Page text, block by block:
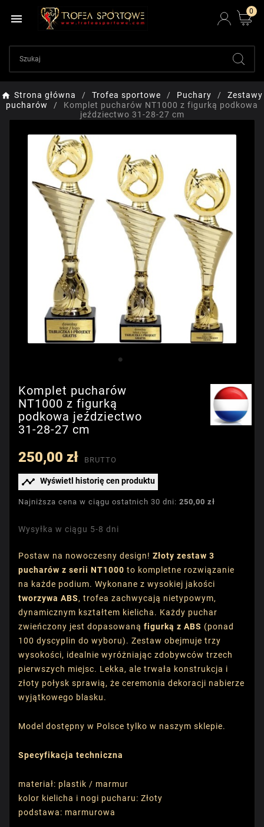

0
Strona główna Trofea sportowe Puchary
Zestawy
pucharów
Komplet pucharów NT1000 z figurką podkowa
jeździectwo 31-28-27 cm
Komplet pucharów
NT1000 z figurką
podkowa jeździectwo
31-28-27 cm
250,00 zł BRUTTO
 Wyświetl historię cen produktu
Najniższa cena w ciągu ostatnich 30 dni: 250,00 zł
Wysyłka w ciągu 5-8 dni
Postaw na nowoczesny design! Złoty zestaw 3
pucharów z serii NT1000 to kompletne rozwiązanie
na każde podium. Wykonane z wysokiej jakości
tworzywa ABS, trofea zachwycają nietypowym,
dynamicznym kształtem kielicha. Każdy puchar
zwieńczony jest dopasowaną figurką z ABS (ponad
100 dyscyplin do wyboru). Zestaw obejmuje trzy
wysokości, idealnie wyróżniając zdobywców trzech
pierwszych miejsc. Lekka, ale trwała konstrukcja i
złoty połysk sprawią, że ceremonia dekoracji nabierze
wyjątkowego blasku.
Model dostępny w Polsce tylko w naszym sklepie.
Specyfikacja techniczna
materiał: plastik / marmur
kolor kielicha i nogi pucharu: Złoty
podstawa: marmurowa